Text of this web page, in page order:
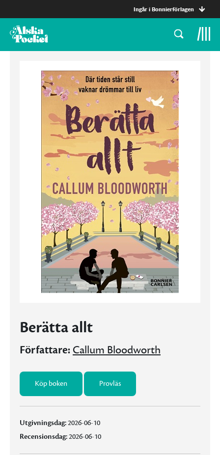
Ingår i Bonnierförlagen
Berätta allt
Författare: Callum Bloodworth
Köp boken Provläs
Utgivningsdag:2026-06-10
Recensionsdag:2026-06-10